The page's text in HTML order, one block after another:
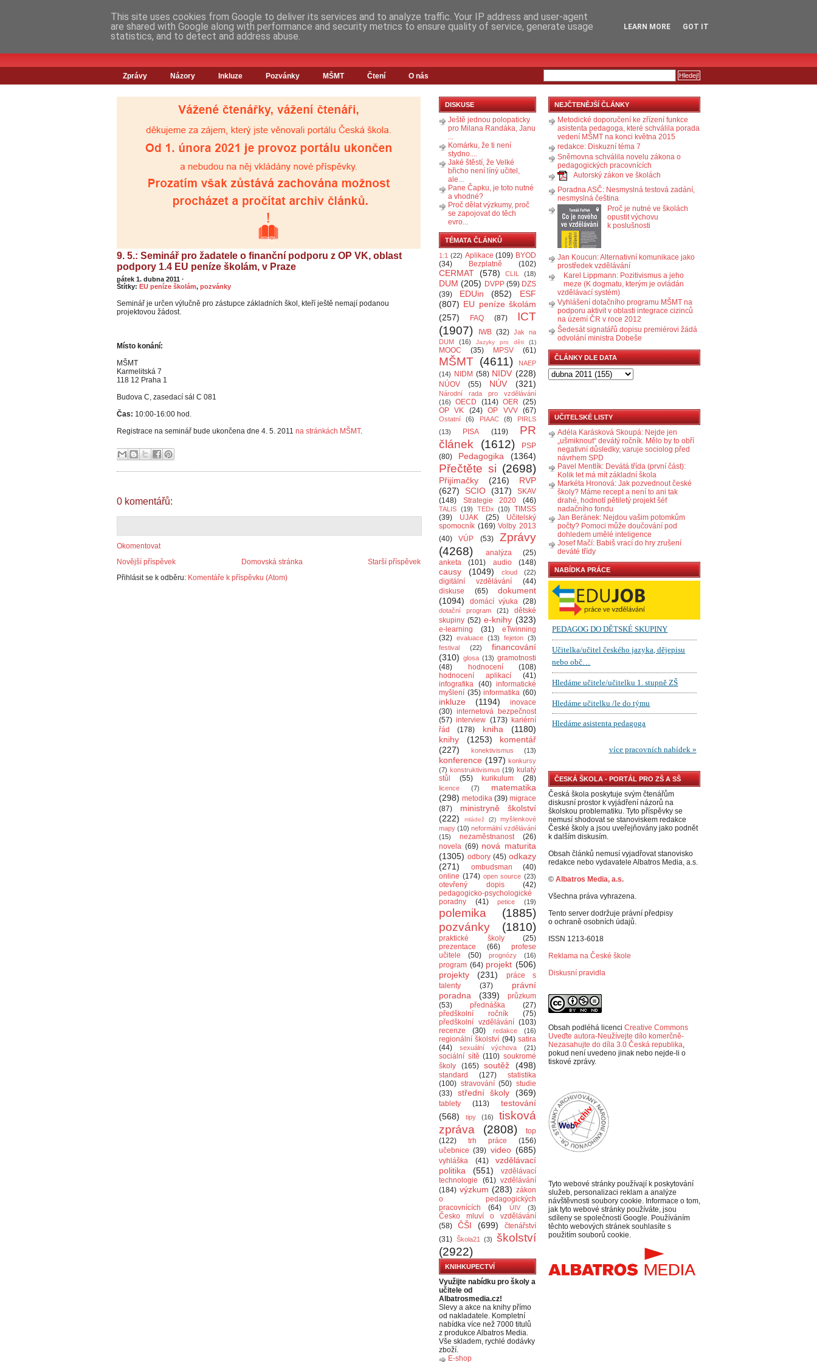
Zprávy Názory Inkluze Pozvánky MŠMT Čtení O nás
9. 5.: Seminář pro žadatele o finanční podporu z OP VK, oblast
podpory 1.4 EU peníze školám, v Praze
pátek 1. dubna 2011 ·
Štítky: EU peníze školám, pozvánky
Seminář je určen výlučně pro zástupce základních škol, kteří ještě nemají podanou
projektovou žádost.
Místo konání:
MŠMT
Karmelitská 7
118 12 Praha 1
Budova C, zasedací sál C 081
Čas: 10:00-16:00 hod.
Registrace na seminář bude ukončena dne 4. 5. 2011 na stránkách MŠMT.
0 komentářů:
Okomentovat
Novější příspěvek
Starší příspěvek
Domovská stránka
Přihlásit se k odběru: Komentáře k příspěvku (Atom)
DISKUSE
Ještě jednou polopaticky
pro Milana Randáka, Janu
...
Komárku, že ti není
stydno....
Jaké štěstí, že Velké
břicho není líný učitel,
ale...
Pane Čapku, je toto nutné
a vhodné?
Proč dělat výzkumy, proč
se zapojovat do těch
evro...
TÉMATA ČLÁNKŮ
1:1 (22) Aplikace (109) BYOD
(34)
Bezplatně (102)
CERMAT (578) CLIL (18)
DUM (205) DVPP (59) DZS
(39)
EDUin (852)
ESF
(807) EU peníze školám
(257)
FAQ (87)
ICT
(1907)
IWB (32) Jak na
DUM
(16) Jazyky pro děti (1)
MOOC (35) MPSV (61)
MŠMT (4611)
NAEP
(14)
NIDM (58) NIDV (228)
NÚOV (55) NÚV (321)
Národní rada pro vzdělávání
(16)
OECD (114) OER (25)
OP VK
(24) OP VVV (67)
Ostatní (6) PIAAC (8)
PIRLS
(13)
PISA (119)
PR
článek
(1612)
PSP
(80)
Pedagogika (1364)
Přečtěte si (2698)
Přijímačky (216)
RVP
(627)
SCIO (317)
SKAV
(148)
Strategie 2020 (46)
TALIS (19) TEDx (10)
TIMSS
(39)
UJAK (25)
Učitelský
spomocník (169) Volby 2013
(40)
VÚP (53)
Zprávy
(4268)
analýza
(25)
anketa
(101) audio (148)
causy (1049) cloud (22)
digitální vzdělávání
(44)
diskuse
(65)
dokument
(1094)
domácí výuka (28)
dotační program (21)
dětské
skupiny (52) e-knihy (323)
e-learning (31)
eTwinning
(32) evaluace (13) fejeton (3)
festival
(22)
financování
(310) glosa (13) gramotnosti
(48)
hodnocení
(108)
hodnocení aplikací
(41)
infografika (40) informatické
myšlení (35) informatika (60)
inkluze (1194)
inovace
(30) internetová bezpečnost
(57) interview (173) kariérní
řád
(178) kniha
(1180)
knihy
(1253)
komentář
(227)
konektivismus (13)
konference (197) konkursy
(7) konstruktivismus (19) kulatý
stůl
(55) kurikulum (28)
licence (7)
matematika
(298) metodika (39) migrace
(87)
ministryně školství
(222)
mládež (2)
myšlenkové
mapy (10) neformální vzdělávání
(15)
nezaměstnanost
(26)
novela (69) nová maturita
(1305) odbory (45) odkazy
(271)
ombudsman
(40)
online (174) open source (23)
otevřený dopis
(42)
pedagogicko-psychologické
poradny
(41) petice (19)
polemika
(1885)
pozvánky
(1810)
praktické školy
(25)
prezentace
(66)
profese
učitele
(50) prognózy (16)
program (64) projekt (506)
projekty
(231)
práce s
talenty
(37)
právní
poradna
(339)
průzkum
(53)
přednáška
(27)
předškolní ročník
(75)
předškolní vzdělávání (103)
recenze
(30) redakce (16)
regionální školství (94) satira
(44)
sexuální výchova (21)
sociální sítě (110) soukromé
školy
(165) soutěž (498)
standard (127)
statistika
(100) stravování (50) studie
(33)
střední školy (369)
tablety (113)
testování
(568)
tipy (16)
tisková
zpráva
(2808)
top
(122)
trh práce
(156)
učebnice (39) video (685)
vyhláška (41)
vzdělávací
politika
(551)
vzdělávací
technologie
(61) vzdělávání
(184) výzkum (283) zákon
o pedagogických
pracovnících
(64) ÚIV (3)
Česko mluví o vzdělávání
(58)
ČŠI (699)
čtenářství
(31) Škola21 (3)
školství
(2922)
KNIHKUPECTVÍ
Využijte nabídku pro školy a
učitele od
Albatrosmedia.cz!
Slevy a akce na knihy přímo
od nakladatele. Kompletní
nabídka více než 7000 titulů
z produkce Albatros Media.
Vše skladem, rychlé dodávky
zboží.
E-shop
NEJČTENĚJŠÍ ČLÁNKY
Metodické doporučení ke zřízení funkce
asistenta pedagoga, které schválila porada
vedení MŠMT na konci května 2015
redakce: Diskuzní téma 7
Sněmovna schválila novelu zákona o
pedagogických pracovnících
Autorský zákon ve školách
Poradna ASČ: Nesmyslná testová zadání,
nesmyslná čeština
Proč je nutné ve školách
opustit výchovu
k poslušnosti
Jan Koucun: Alternativní komunikace jako
prostředek vzdělávání
Karel Lippmann: Pozitivismus a jeho
meze (K dogmatu, kterým je ovládán
vzdělávací systém)
Vyhlášení dotačního programu MŠMT na
podporu aktivit v oblasti integrace cizinců
na území ČR v roce 2012
Šedesát signatářů dopisu premiérovi žádá
odvolání ministra Dobeše
ČLÁNKY DLE DATA
UČITELSKÉ LISTY
Adéla Karásková Skoupá: Nejde jen
„ušmiknout“ devátý ročník. Mělo by to obří
negativní důsledky, varuje sociolog před
návrhem SPD
Pavel Mentlík: Devátá třída (první část):
Kolik let má mít základní škola
Markéta Hronová: Jak pozvednout české
školy? Máme recept a není to ani tak
drahé, hodnotí pětiletý projekt šéf
nadačního fondu
Jan Beránek: Nejdou vašim potomkům
počty? Pomoci může doučování pod
dohledem umělé inteligence
Josef Mačí: Babiš vrací do hry zrušení
deváté třídy
NABÍDKA PRÁCE
ČESKÁ ŠKOLA - PORTÁL PRO ZŠ A SŠ
Česká škola poskytuje svým čtenářům
diskusní prostor k vyjádření názorů na
školskou problematiku. Tyto příspěvky se
nemusí shodovat se stanoviskem redakce
České školy a jsou uveřejňovány jako podnět
k dalším diskusím.
Obsah článků nemusí vyjadřovat stanovisko
redakce nebo vydavatele Albatros Media, a.s.
© Albatros Media, a.s.
Všechna práva vyhrazena.
Tento server dodržuje právní předpisy
o ochraně osobních údajů.
ISSN 1213-6018
Reklama na České škole
Diskusní pravidla
Obsah podléhá licenci Creative Commons
Uveďte autora-Neužívejte dílo komerčně-
Nezasahujte do díla 3.0 Česká republika,
pokud není uvedeno jinak nebo nejde-li o
tiskové zprávy.
Tyto webové stránky používají k poskytování
služeb, personalizaci reklam a analýze
návštěvnosti soubory cookie. Informace o tom,
jak tyto webové stránky používáte, jsou
sdíleny se společností Google. Používáním
těchto webových stránek souhlasíte s
použitím souborů cookie.
This site uses cookies from Google to deliver its services and to analyze traffic. Your IP address and user-agent
are shared with Google along with performance and security metrics to ensure quality of service, generate usage
statistics, and to detect and address abuse.
LEARN MORE GOT IT